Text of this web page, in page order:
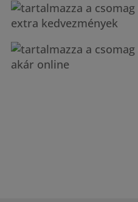
extra kedvezmények
akár online